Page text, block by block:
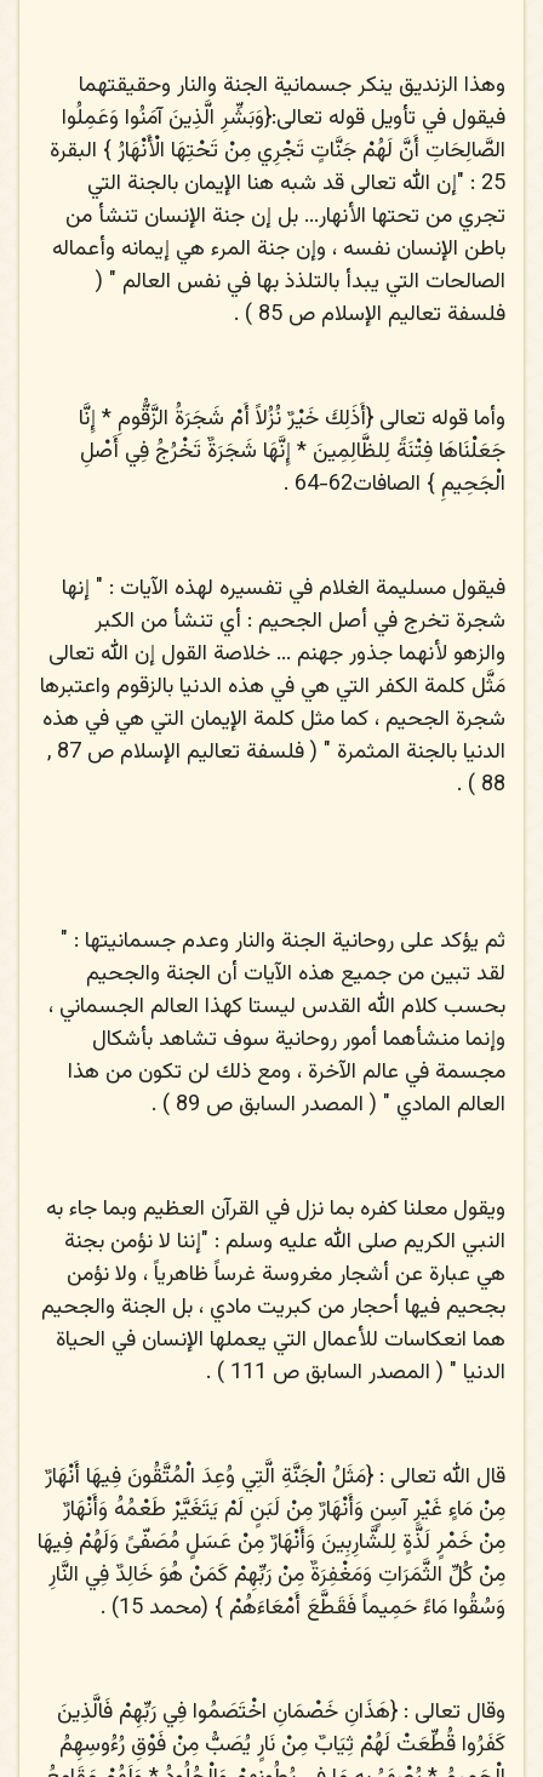
وهذا الزنديق ينكر جسمانية الجنة والنار وحقيقتهما
فيقول في تأويل قوله تعالى:{وَبَشِّرِ الَّذِينَ آمَنُوا وَعَمِلُوا
الصَّالِحَاتِ أَنَّ لَهُمْ جَنَّاتٍ تَجْرِي مِنْ تَحْتِهَا الْأَنْهَارُ } البقرة
25 : "إن الله تعالى قد شبه هنا الإيمان بالجنة التي
تجري من تحتها الأنهار... بل إن جنة الإنسان تنشأ من
باطن الإنسان نفسه ، وإن جنة المرء هي إيمانه وأعماله
الصالحات التي يبدأ بالتلذذ بها في نفس العالم " (
فلسفة تعاليم الإسلام ص 85 ) .
وأما قوله تعالى {أَذَلِكَ خَيْرٌ نُزُلاً أَمْ شَجَرَةُ الزَّقُّومِ * إِنَّا
جَعَلْنَاهَا فِتْنَةً لِلظَّالِمِينَ * إِنَّهَا شَجَرَةٌ تَخْرُجُ فِي أَصْلِ
الْجَحِيمِ } الصافات62-64 .
فيقول مسليمة الغلام في تفسيره لهذه الآيات : " إنها
شجرة تخرج في أصل الجحيم : أي تنشأ من الكبر
والزهو لأنهما جذور جهنم ... خلاصة القول إن الله تعالى
مَثَّل كلمة الكفر التي هي في هذه الدنيا بالزقوم واعتبرها
شجرة الجحيم ، كما مثل كلمة الإيمان التي هي في هذه
الدنيا بالجنة المثمرة " ( فلسفة تعاليم الإسلام ص 87 ,
88 ) .
ثم يؤكد على روحانية الجنة والنار وعدم جسمانيتها : "
لقد تبين من جميع هذه الآيات أن الجنة والجحيم
بحسب كلام الله القدس ليستا كهذا العالم الجسماني ،
وإنما منشأهما أمور روحانية سوف تشاهد بأشكال
مجسمة في عالم الآخرة ، ومع ذلك لن تكون من هذا
العالم المادي " ( المصدر السابق ص 89 ) .
ويقول معلنا كفره بما نزل في القرآن العظيم وبما جاء به
النبي الكريم صلى الله عليه وسلم : "إننا لا نؤمن بجنة
هي عبارة عن أشجار مغروسة غرساً ظاهرياً ، ولا نؤمن
بجحيم فيها أحجار من كبريت مادي ، بل الجنة والجحيم
هما انعكاسات للأعمال التي يعملها الإنسان في الحياة
الدنيا " ( المصدر السابق ص 111 ) .
قال الله تعالى : {مَثَلُ الْجَنَّةِ الَّتِي وُعِدَ الْمُتَّقُونَ فِيهَا أَنْهَارٌ
مِنْ مَاءٍ غَيْرِ آسِنٍ وَأَنْهَارٌ مِنْ لَبَنٍ لَمْ يَتَغَيَّرْ طَعْمُهُ وَأَنْهَارٌ
مِنْ خَمْرٍ لَذَّةٍ لِلشَّارِبِينَ وَأَنْهَارٌ مِنْ عَسَلٍ مُصَفّىً وَلَهُمْ فِيهَا
مِنْ كُلِّ الثَّمَرَاتِ وَمَغْفِرَةٌ مِنْ رَبِّهِمْ كَمَنْ هُوَ خَالِدٌ فِي النَّارِ
وَسُقُوا مَاءً حَمِيماً فَقَطَّعَ أَمْعَاءَهُمْ } (محمد 15) .
وقال تعالى : {هَذَانِ خَصْمَانِ اخْتَصَمُوا فِي رَبِّهِمْ فَالَّذِينَ
كَفَرُوا قُطِّعَتْ لَهُمْ ثِيَابٌ مِنْ نَارٍ يُصَبُّ مِنْ فَوْقِ رُءُوسِهِمُ